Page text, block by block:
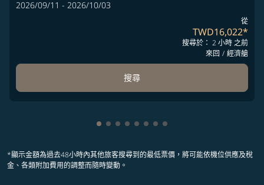
2026/09/11 - 2026/10/03
從
TWD16,022*
搜尋於： 2 小時 之前
來回 / 經濟艙
搜尋
顯示 cmp-pagination-showing-card 1
顯示 cmp-pagination-showing-
顯示 cmp-pagination-showing-
顯示 cmp-pagination-
顯示 cmp-pagination-
顯示 cmp-pagination-
顯示 cmp-pagination-
顯示 cmp-pagination-
*顯示金額為過去48小時內其他旅客搜尋到的最低票價，將可能依機位供應及稅
金、各類附加費用的調整而隨時變動。